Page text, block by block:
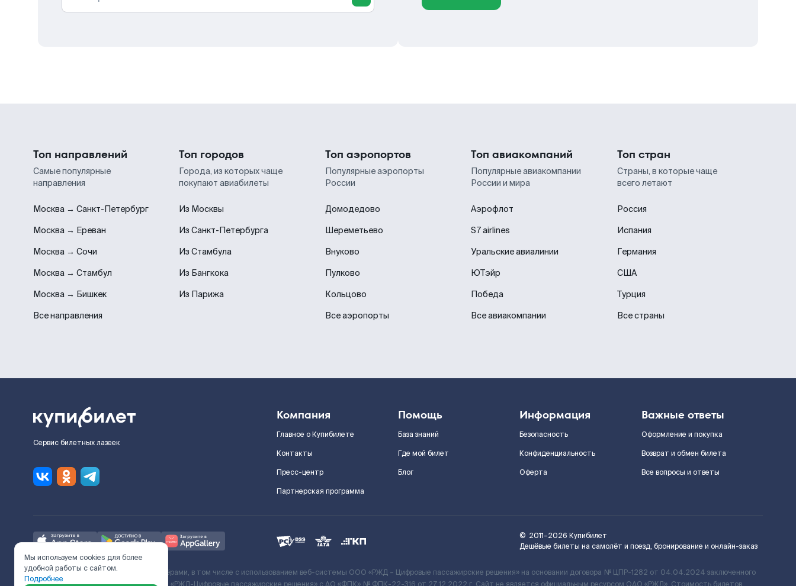
Топ направлений
Самые популярные
направления
Москва → Санкт-Петербург
Москва → Ереван
Москва → Сочи
Москва → Стамбул
Москва → Бишкек
Все направления
Топ городов
Города, из которых чаще
покупают авиабилеты
Из Москвы
Из Санкт-Петербурга
Из Стамбула
Из Бангкока
Из Парижа
Топ аэропортов
Популярные аэропорты
России
Домодедово
Шереметьево
Внуково
Пулково
Кольцово
Все аэропорты
Топ авиакомпаний
Популярные авиакомпании
России и мира
Аэрофлот
S7 airlines
Уральские авиалинии
ЮТэйр
Победа
Все авиакомпании
Топ стран
Страны, в которые чаще
всего летают
Россия
Испания
Германия
США
Турция
Все страны
Сервис билетных лазеек
Компания
Главное о Купибилете
Контакты
Пресс-центр
Партнерская программа
Помощь
База знаний
Где мой билет
Блог
Информация
Безопасность
Конфиденциальность
Оферта
Важные ответы
Оформление и покупка
Возврат и обмен билета
Все вопросы и ответы
© 2011–2026 Купибилет
Дешёвые билеты на самолёт и поезд, бронирование и онлайн-заказ
Ж/Д билеты предоставляются партнёрами, в том числе с использованием веб-системы ООО «РЖД – Цифровые пассажирские решения» на основании договора № ЦПР-1282 от 04.04.2024 заключенного
Мы используем cookies для более
удобной работы с сайтом.
Подробнее